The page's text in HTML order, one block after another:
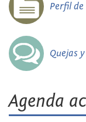
Perfil
Quejas
Agenda